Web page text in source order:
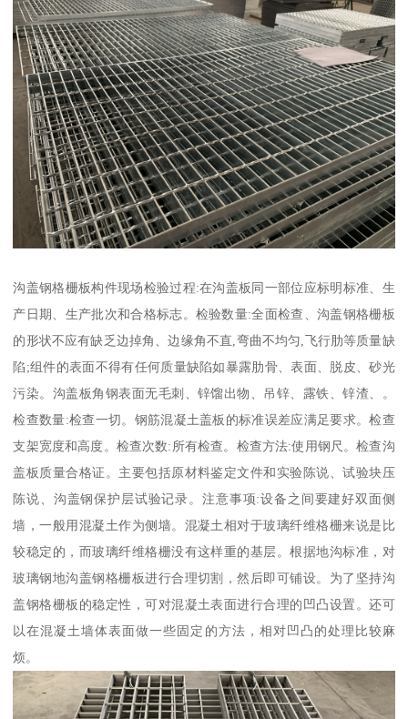
沟盖钢格栅板构件现场检验过程:在沟盖板同一部位应标明标准、生
产日期、生产批次和合格标志。检验数量:全面检查、沟盖钢格栅板
的形状不应有缺乏边掉角、边缘角不直,弯曲不均匀,飞行肋等质量缺
陷;组件的表面不得有任何质量缺陷如暴露肋骨、表面、脱皮、砂光
污染。沟盖板角钢表面无毛刺、锌馏出物、吊锌、露铁、锌渣、。
检查数量:检查一切。钢筋混凝土盖板的标准误差应满足要求。检查
支架宽度和高度。检查次数:所有检查。检查方法:使用钢尺。检查沟
盖板质量合格证。主要包括原材料鉴定文件和实验陈说、试验块压
陈说、沟盖钢保护层试验记录。注意事项:设备之间要建好双面侧
墙，一般用混凝土作为侧墙。混凝土相对于玻璃纤维格栅来说是比
较稳定的，而玻璃纤维格栅没有这样重的基层。根据地沟标准，对
玻璃钢地沟盖钢格栅板进行合理切割，然后即可铺设。为了坚持沟
盖钢格栅板的稳定性，可对混凝土表面进行合理的凹凸设置。还可
以在混凝土墙体表面做一些固定的方法，相对凹凸的处理比较麻
烦。